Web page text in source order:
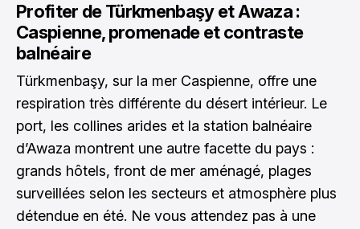
Profiter de Türkmenbaşy et Awaza :
Caspienne, promenade et contraste
balnéaire
Türkmenbaşy, sur la mer Caspienne, offre une
respiration très différente du désert intérieur. Le
port, les collines arides et la station balnéaire
d’Awaza montrent une autre facette du pays :
grands hôtels, front de mer aménagé, plages
surveillées selon les secteurs et atmosphère plus
détendue en été. Ne vous attendez pas à une